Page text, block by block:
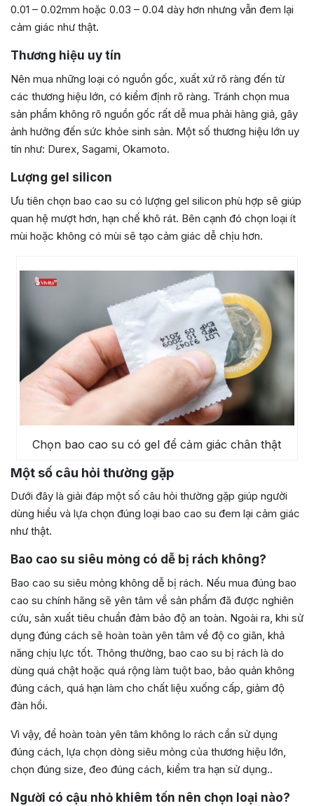
0.01 – 0.02mm hoặc 0.03 – 0.04 dày hơn nhưng vẫn đem lại
cảm giác như thật.
Thương hiệu uy tín
Nên mua những loại có nguồn gốc, xuất xứ rõ ràng đến từ
các thương hiệu lớn, có kiểm định rõ ràng. Tránh chọn mua
sản phẩm không rõ nguồn gốc rất dễ mua phải hàng giả, gây
ảnh hưởng đến sức khỏe sinh sản. Một số thương hiệu lớn uy
tín như: Durex, Sagami, Okamoto.
Lượng gel silicon
Ưu tiên chọn bao cao su có lượng gel silicon phù hợp sẽ giúp
quan hệ mượt hơn, hạn chế khô rát. Bên cạnh đó chọn loại ít
mùi hoặc không có mùi sẽ tạo cảm giác dễ chịu hơn.
Chọn bao cao su có gel để cảm giác chân thật
Một số câu hỏi thường gặp
Dưới đây là giải đáp một số câu hỏi thường gặp giúp người
dùng hiểu và lựa chọn đúng loại bao cao su đem lại cảm giác
như thật.
Bao cao su siêu mỏng có dễ bị rách không?
Bao cao su siêu mỏng không dễ bị rách. Nếu mua đúng bao
cao su chính hãng sẽ yên tâm về sản phẩm đã được nghiên
cứu, sản xuất tiêu chuẩn đảm bảo độ an toàn. Ngoài ra, khi sử
dụng đúng cách sẽ hoàn toàn yên tâm về độ co giãn, khả
năng chịu lực tốt. Thông thường, bao cao su bị rách là do
dùng quá chật hoặc quá rộng làm tuột bao, bảo quản không
đúng cách, quá hạn làm cho chất liệu xuống cấp, giảm độ
đàn hồi.
Vì vậy, để hoàn toàn yên tâm không lo rách cần sử dụng
đúng cách, lựa chọn dòng siêu mỏng của thương hiệu lớn,
chọn đúng size, đeo đúng cách, kiểm tra hạn sử dụng..
Người có cậu nhỏ khiêm tốn nên chọn loại nào?